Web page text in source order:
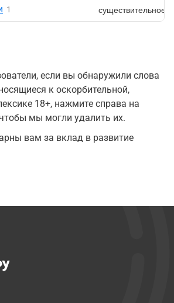
1 существительное
если вы обнаружили слова
к оскорбительной,
18+, нажмите справа на
мы могли удалить их.
вам за вклад в развитие